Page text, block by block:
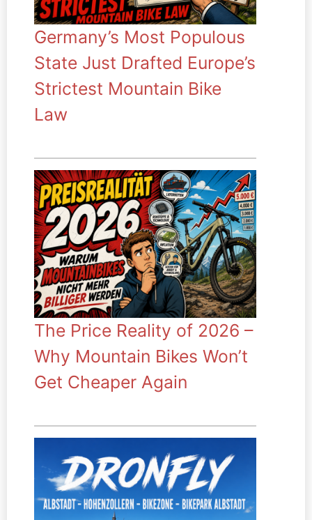
Germany’s Most Populous
State Just Drafted Europe’s
Strictest Mountain Bike
Law
The Price Reality of 2026 –
Why Mountain Bikes Won’t
Get Cheaper Again